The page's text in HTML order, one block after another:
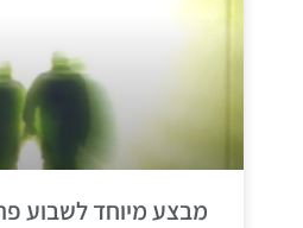
מבצע מיוחד לשבוע